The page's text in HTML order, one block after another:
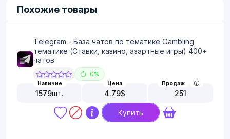
Похожие товары
Telegram - База чатов по тематике Gambling
тематике (Ставки, казино, азартные игры) 400+
чатов
0%
Наличие
1579шт.
Цена
4.79$
Продаж
251
Купить